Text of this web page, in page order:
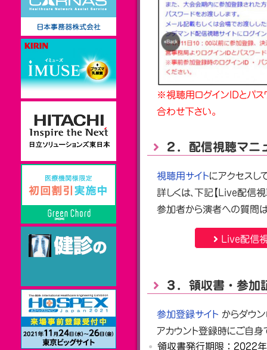
※視聴用ログインIDとパス
合わせ下さい。
２．配信視聴マニ
視聴用サイトにアクセスし
詳しくは、下記【Live配信
参加者から演者への質問は
Live配信
３．領収書・参加
参加登録サイト からダウン
アカウント登録時にご自身
領収書発行期限：2022